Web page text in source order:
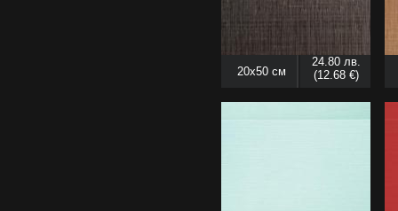
20x50 см
24.80 лв.
(12.68 €)